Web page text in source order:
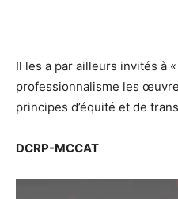
Il les a par ailleurs invités à
professionnalisme les
principes d’équité et de
DCRP-MCCAT